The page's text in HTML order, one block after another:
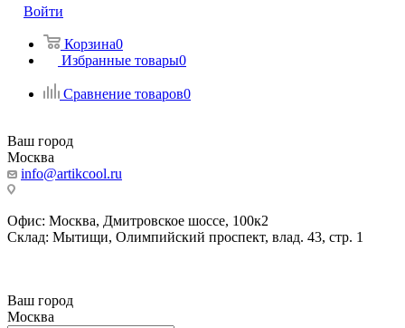
Войти
Корзина0
Избранные товары0
Сравнение товаров0
Ваш город
Москва
info@artikcool.ru
Офис: Москва, Дмитровское шоссе, 100к2
Склад: Мытищи, Олимпийский проспект, влад. 43, стр. 1
Ваш город
Москва